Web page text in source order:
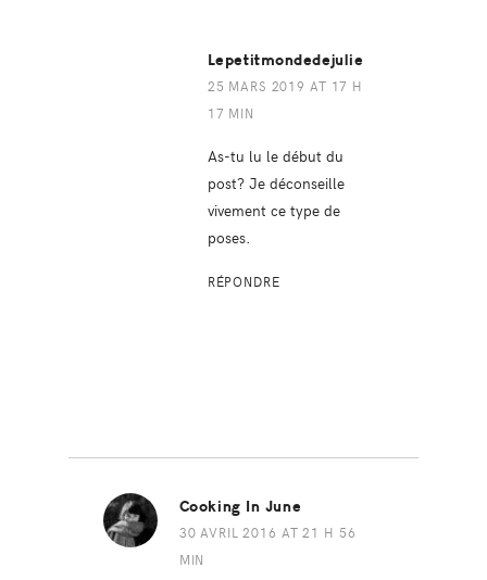
Lepetitmondedejulie
25 MARS 2019 AT 17 H
17 MIN
As-tu lu le début du
post? Je déconseille
vivement ce type de
poses.
RÉPONDRE
Cooking In June
30 AVRIL 2016 AT 21 H 56
MIN